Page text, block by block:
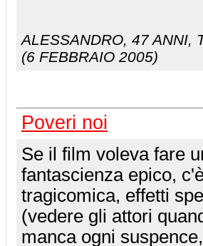
ALESSANDRO, 47 ANNI,
(6 FEBBRAIO 2005)
Poveri noi
Se il film voleva fare
fantascienza epico,
tragicomica, effetti
(vedere gli attori
manca ogni